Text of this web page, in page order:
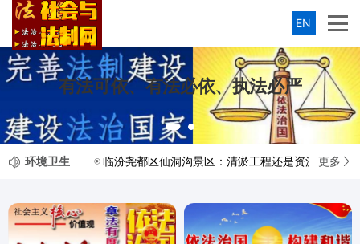
EN
有法可依、有法必依、执法必严
环境卫生 临汾尧都区仙洞沟景区：清淤工程还是资源盗挖？
更多